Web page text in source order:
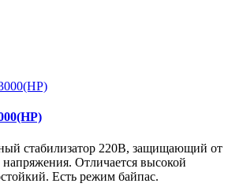
стабилизатор 220В, защищающий от
напряжения. Отличается высокой
Есть режим байпас.